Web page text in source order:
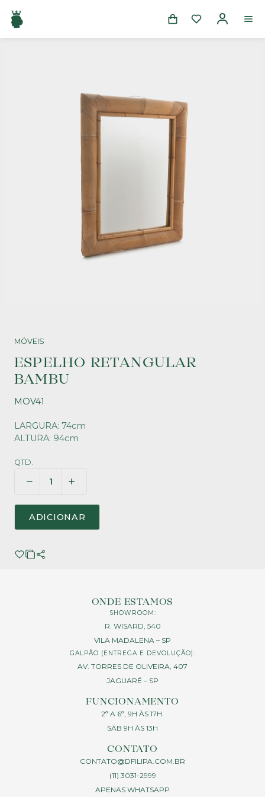
MÓVEIS
ESPELHO RETANGULAR
BAMBU
MOV41
LARGURA: 74cm
ALTURA: 94cm
QTD.
ADICIONAR
ONDE ESTAMOS
SHOWROOM:
R. WISARD, 540
VILA MADALENA – SP
GALPÃO (ENTREGA E DEVOLUÇÃO):
AV. TORRES DE OLIVEIRA, 407
JAGUARÉ – SP
FUNCIONAMENTO
2ª A 6ª, 9H ÀS 17H.
SÁB 9H ÀS 13H
CONTATO
CONTATO@DFILIPA.COM.BR
(11) 3031-2999
APENAS WHATSAPP